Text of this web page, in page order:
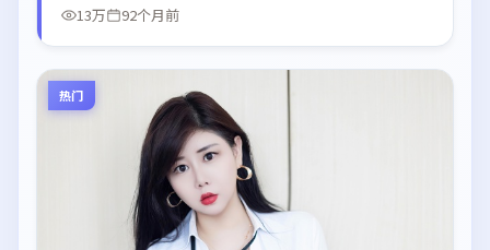
13万
92个月前
热门